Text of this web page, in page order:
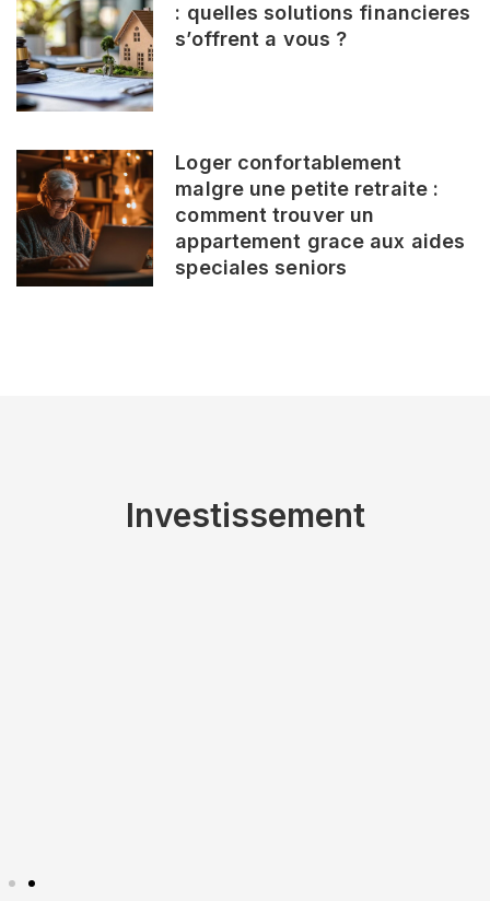
: quelles solutions financieres
s’offrent a vous ?
Loger confortablement
malgre une petite retraite :
comment trouver un
appartement grace aux aides
speciales seniors
Investissement